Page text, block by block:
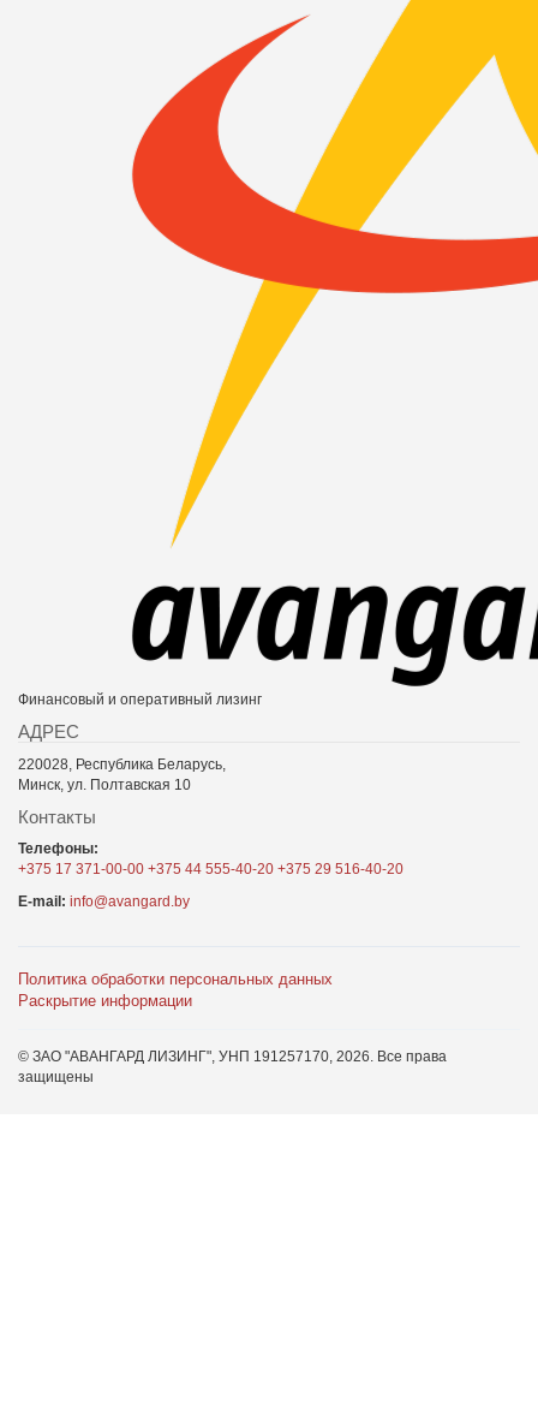
Финансовый и оперативный лизинг
АДРЕС
220028, Республика Беларусь,
Минск, ул. Полтавская 10
Контакты
Телефоны:
+375 17 371-00-00 +375 44 555-40-20 +375 29 516-40-20
E-mail: info@avangard.by
Политика обработки персональных данных
Раскрытие информации
© ЗАО "АВАНГАРД ЛИЗИНГ", УНП 191257170, 2026. Все права
защищены